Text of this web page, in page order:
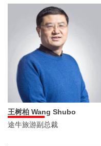
王树柏 Wang Shubo
途牛旅游副总裁